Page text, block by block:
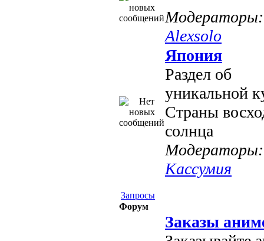
Модераторы:
Alexsolo
Япония
Раздел об
уникальной
Страны
солнца
Модераторы:
Кассумия
Запросы
Форум
Заказы